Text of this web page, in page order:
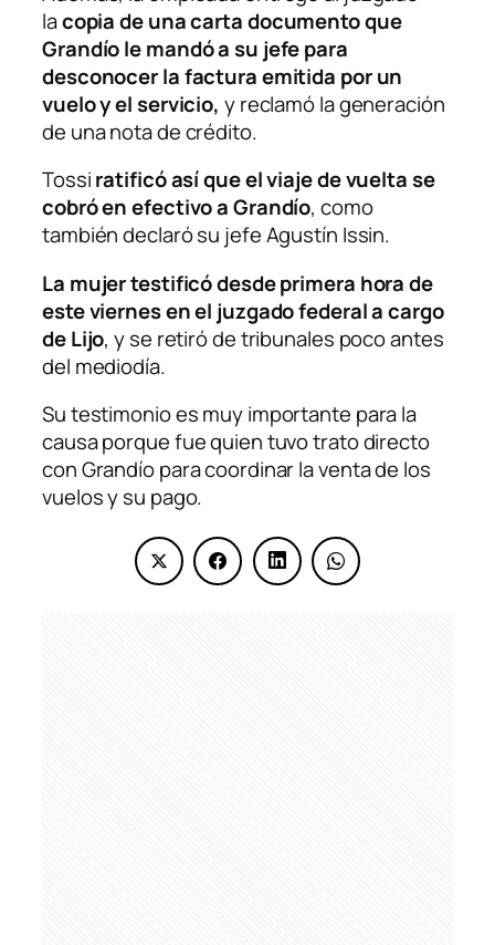
lacopia de una carta documento que
Grandío le mandó a su jefe para
desconocer la factura emitida por un
vuelo y el servicio, y reclamó la generación
de una nota de crédito.
Tossiratificó así que el viaje de vuelta se
cobró en efectivo a Grandío, como
también declaró su jefe Agustín Issin.
La mujer testificó desde primera hora de
este viernes en el juzgado federal a cargo
de Lijo, y se retiró de tribunales poco antes
del mediodía.
Su testimonio es muy importante para la
causa porque fue quien tuvo trato directo
con Grandío para coordinar la venta de los
vuelos y su pago.